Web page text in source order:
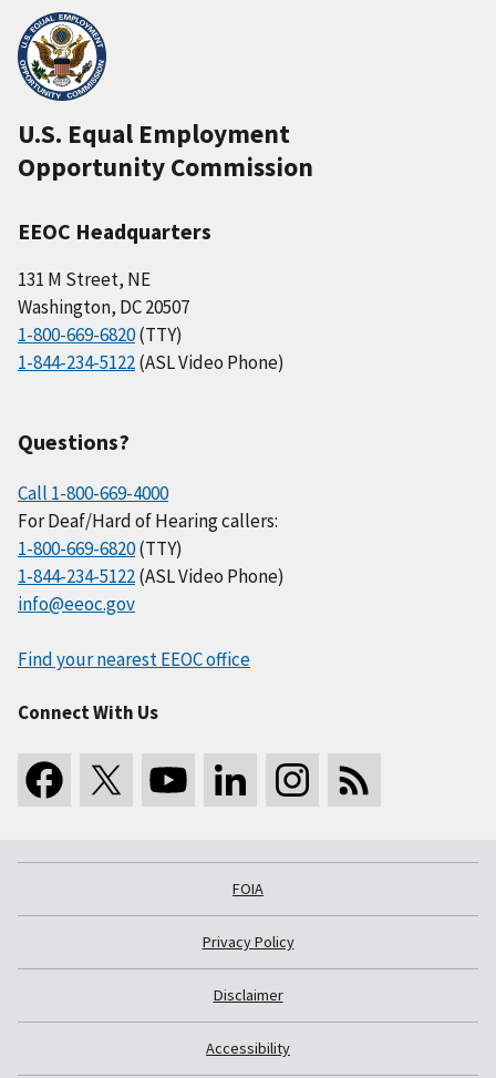
U.S. Equal Employment
Opportunity Commission
EEOC Headquarters
131 M Street, NE
Washington, DC 20507
1-800-669-6820(TTY)
1-844-234-5122(ASL Video Phone)
Questions?
Call 1-800-669-4000
For Deaf/Hard of Hearing callers:
1-800-669-6820(TTY)
1-844-234-5122(ASL Video Phone)
info@eeoc.gov
Find your nearest EEOC office
Connect With Us
FOIA
Privacy Policy
Disclaimer
Accessibility